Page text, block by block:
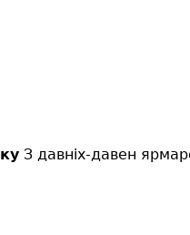
З давніх-давен